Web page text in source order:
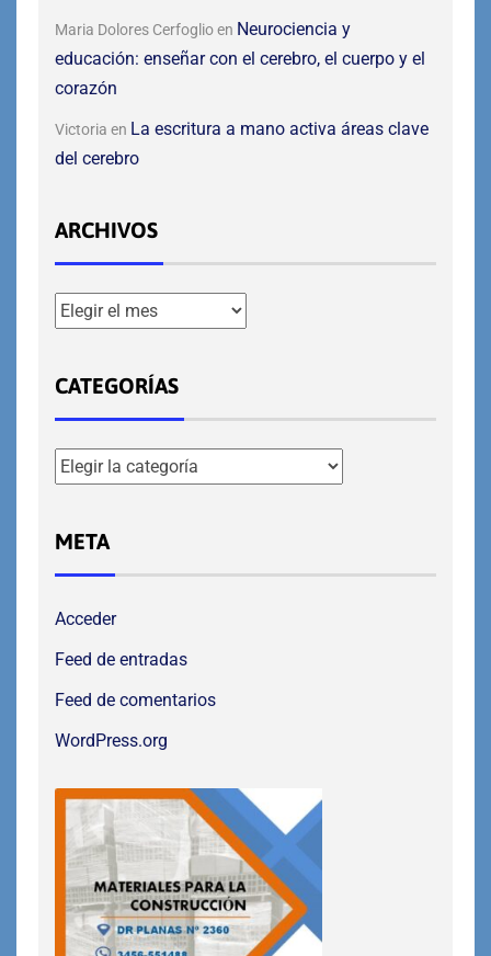
Maria Dolores Cerfoglioen Neurociencia y
educación: enseñar con el cerebro, el cuerpo y el
corazón
Victoria en La escritura a mano activa áreas clave
del cerebro
ARCHIVOS
CATEGORÍAS
META
Acceder
Feed de entradas
Feed de comentarios
WordPress.org